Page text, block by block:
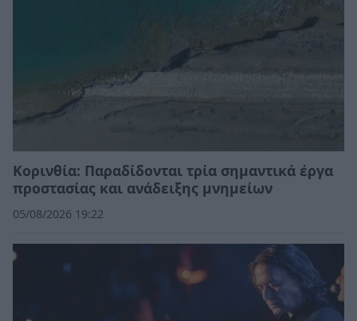
Κορινθία: Παραδίδονται τρία σημαντικά έργα
προστασίας και ανάδειξης μνημείων
05/08/2026 19:22